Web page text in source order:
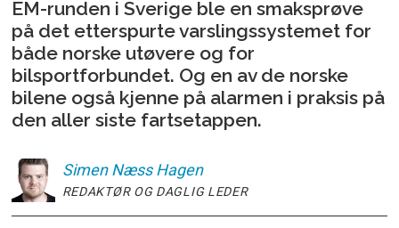
EM-runden i Sverige ble en smaksprøve
på det etterspurte varslingssystemet for
både norske utøvere og for
bilsportforbundet. Og en av de norske
bilene også kjenne på alarmen i praksis på
den aller siste fartsetappen.
Simen Næss Hagen
REDAKTØR OG DAGLIG LEDER